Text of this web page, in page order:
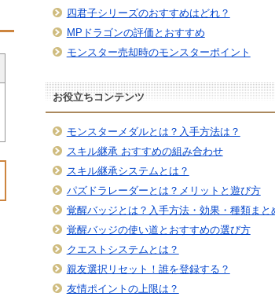
四君子シリーズのおすすめはどれ？
MPドラゴンの評価とおすすめ
モンスター売却時のモンスターポイント
お役立ちコンテンツ
モンスターメダルとは？入手方法は？
スキル継承 おすすめの組み合わせ
スキル継承システムとは？
パズドラレーダーとは？メリットと遊び方
覚醒バッジとは？入手方法・効果・種類まと
覚醒バッジの使い道とおすすめの選び方
クエストシステムとは？
親友選択リセット！誰を登録する？
友情ポイントの上限は？